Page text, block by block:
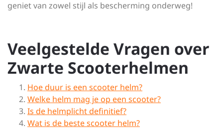
geniet van zowel stijl als bescherming onderweg!
Veelgestelde Vragen over
Zwarte Scooterhelmen
Hoe duur is een scooter helm?
Welke helm mag je op een scooter?
Is de helmplicht definitief?
Wat is de beste scooter helm?